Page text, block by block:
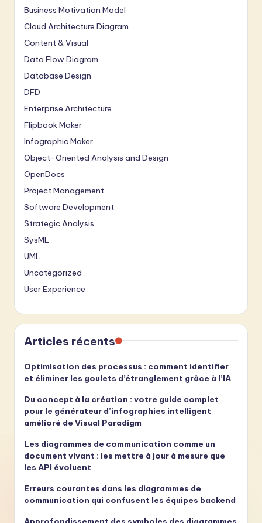
Business Motivation Model
Cloud Architecture Diagram
Content & Visual
Data Flow Diagram
Database Design
DFD
Enterprise Architecture
Flipbook Maker
Infographic Maker
Object-Oriented Analysis and Design
OpenDocs
Project Management
Software Development
Strategic Analysis
SysML
UML
Uncategorized
User Experience
Articles récents
Optimisation des processus : comment identifier
et éliminer les goulets d’étranglement grâce à l’IA
Du concept à la création : votre guide complet
pour le générateur d’infographies intelligent
amélioré de Visual Paradigm
Les diagrammes de communication comme un
document vivant : les mettre à jour à mesure que
les API évoluent
Erreurs courantes dans les diagrammes de
communication qui confusent les équipes backend